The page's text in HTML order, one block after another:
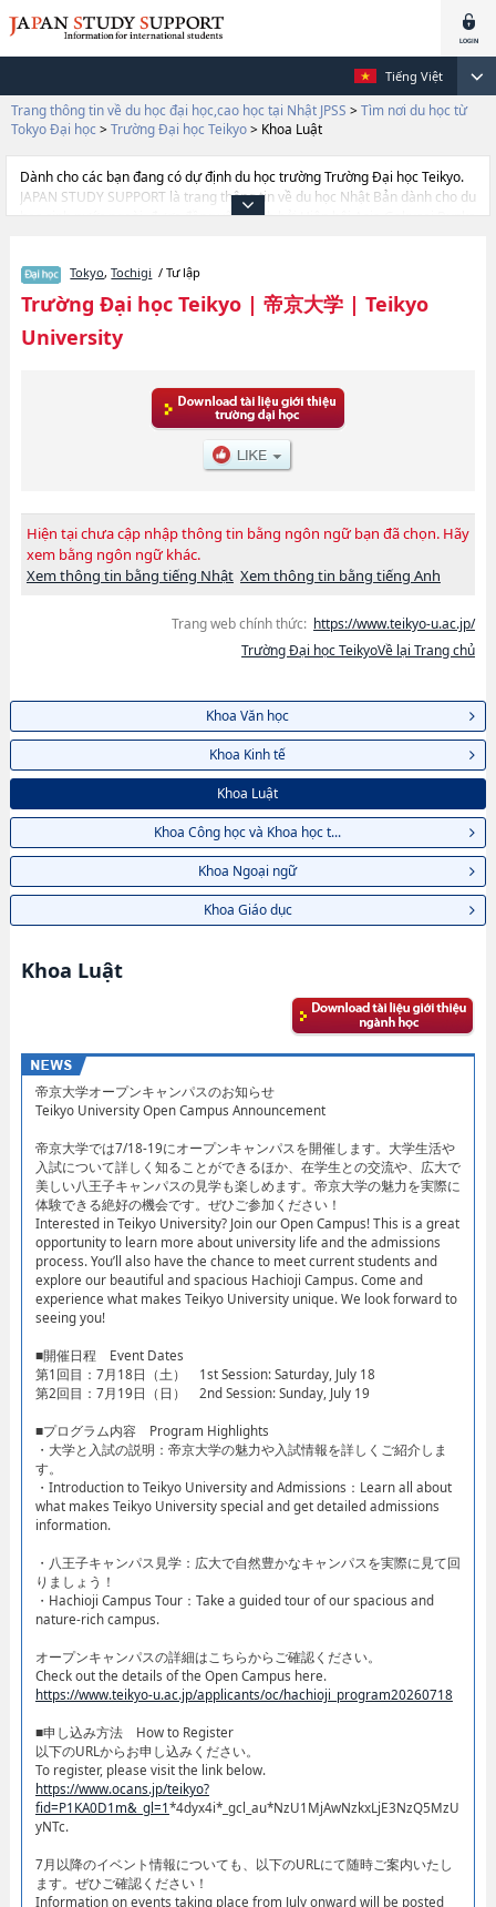
Tiếng Việt
Trang thông tin về du học đại học,cao học tại Nhật JPSS > Tìm nơi du học từ
Tokyo Đại học > Trường Đại học Teikyo> Khoa Luật
Dành cho các bạn đang có dự định du học trường Trường Đại học Teikyo.
JAPAN STUDY SUPPORT là trang thông tin về du học Nhật Bản dành cho du
học sinh nước ngoài, được đồng vận hành bởi Hiệp hội Asia Gakusei Bunka
LuậthoặcNgành Khoa Công học và Khoa học tự nhiênhoặcNgành Khoa
Ngoại ngữhoặcNgành Khoa Giáo dục của Trường Đại học Teikyo cũng như
thông tin chi tiết về từng ngành học, nên nếu bạn đang tìm hiểu thông tin
du học liên quan tới Trường Đại học Teikyo thì hãy sử dụng trang web
Tokyo,Tochigi / Tư lập
Trường Đại học Teikyo| 帝京大学| Teikyo
University
Hiện tại chưa cập nhập thông tin bằng ngôn ngữ bạn đã chọn. Hãy
xem bằng ngôn ngữ khác.
Xem thông tin bằng tiếng Nhật Xem thông tin bằng tiếng Anh
Trang web chính thức: https://www.teikyo-u.ac.jp/
Trường Đại học TeikyoVề lại Trang chủ
Khoa Văn học
Khoa Kinh tế
Khoa Luật
Khoa Công học và Khoa học t...
Khoa Ngoại ngữ
Khoa Giáo dục
Khoa Luật
帝京大学オープンキャンパスのお知らせ​
Teikyo University Open Campus Announcement​
帝京大学では7/18-19にオープンキャンパスを開催します。大学生活や
入試について詳しく知ることができるほか、在学生との交流や、広大で
美しい八王子キャンパスの見学も楽しめます。帝京大学の魅力を実際に
体験できる絶好の機会です。ぜひご参加ください！
Interested in Teikyo University? Join our Open Campus! This is a great
opportunity to learn more about university life and the admissions
process. You’ll also have the chance to meet current students and
explore our beautiful and spacious Hachioji Campus. Come and
experience what makes Teikyo University unique. We look forward to
seeing you!
​■開催日程 Event Dates​
第1回目：7月18日（土） 1st Session: Saturday, July 18​
第2回目：7月19日（日） 2nd Session: Sunday, July 19​
■プログラム内容 Program Highlights​
・大学と入試の説明：帝京大学の魅力や入試情報を詳しくご紹介しま
す。​
・Introduction to Teikyo University and Admissions：Learn all about
what makes Teikyo University special and get detailed admissions
information.​
・八王子キャンパス見学：広大で自然豊かなキャンパスを実際に見て回
りましょう！​
・Hachioji Campus Tour：Take a guided tour of our spacious and
nature-rich campus.​
オープンキャンパスの詳細はこちらからご確認ください。​
Check out the details of the Open Campus here.​
https://www.teikyo-u.ac.jp/applicants/oc/hachioji_program20260718
​■申し込み方法 How to Register​
以下のURLからお申し込みください。
To register, please visit the link below.
https://www.ocans.jp/teikyo?
fid=P1KA0D1m&_gl=1*4dyx4i*_gcl_au*NzU1MjAwNzkxLjE3NzQ5MzU
yNTc.
7月以降のイベント情報についても、以下のURLにて随時ご案内いたし
ます。ぜひご確認ください！
Information on events taking place from July onward will be posted